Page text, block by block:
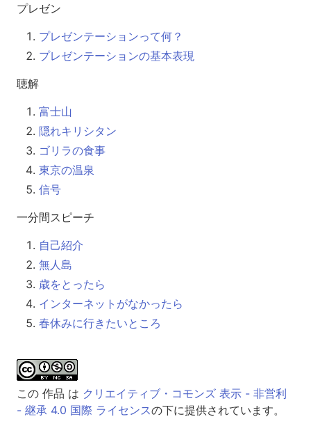
プレゼン
プレゼンテーションって何？
プレゼンテーションの基本表現
聴解
富士山
隠れキリシタン
ゴリラの食事
東京の温泉
信号
一分間スピーチ
自己紹介
無人島
歳をとったら
インターネットがなかったら
春休みに行きたいところ
この 作品 は クリエイティブ・コモンズ 表示 - 非営利
- 継承 4.0 国際 ライセンスの下に提供されています。